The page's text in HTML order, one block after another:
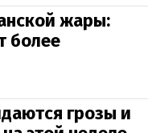
жары:
более
грозы и